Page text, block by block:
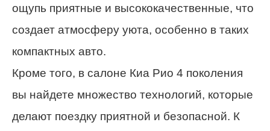
ощупь приятные и высококачественные, что
создает атмосферу уюта, особенно в таких
компактных авто.
Кроме того, в салоне Киа Рио 4 поколения
вы найдете множество технологий, которые
делают поездку приятной и безопасной. К